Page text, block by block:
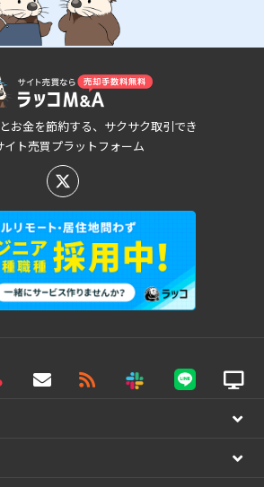
お金を節約する、サクサク取引でき
イト売買プラットフォーム